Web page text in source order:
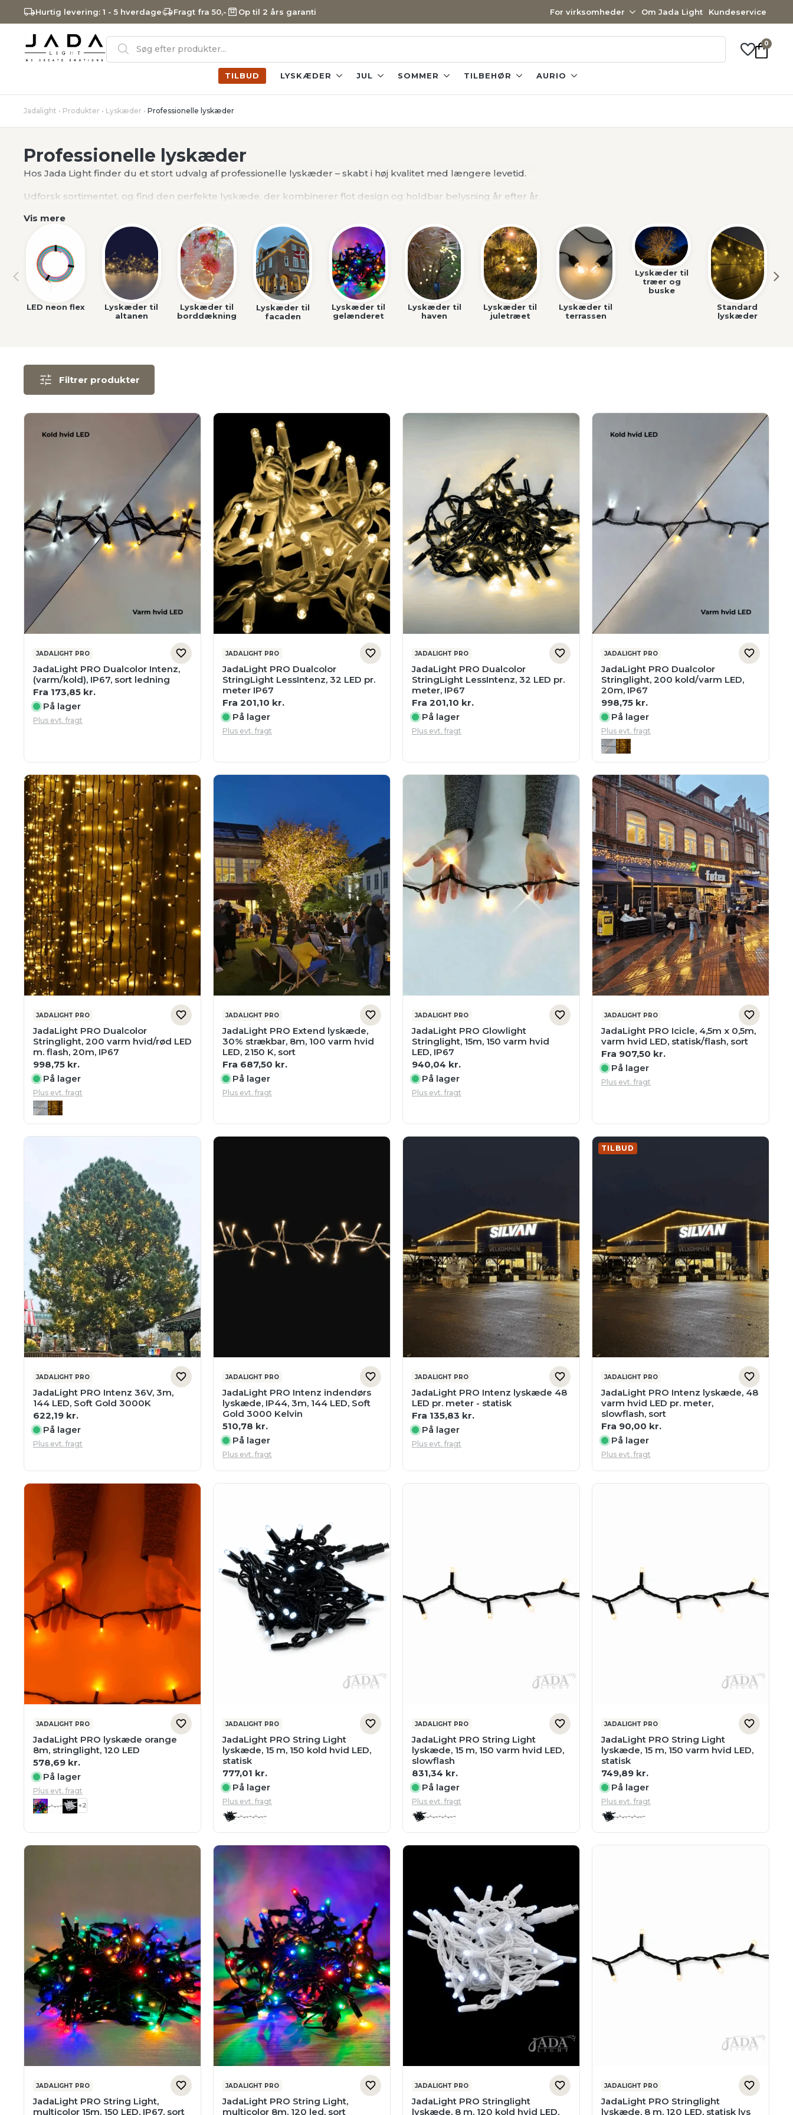
Hurtig levering: 1 - 5 hverdage Fragt fra 50,- Op til 2 års garanti For virksomheder Om Jada Light Kundeservice
Products
search 0
TILBUD LYSKÆDER JUL SOMMER TILBEHØR AURIO
Jadalight • Produkter • Lyskæder • Professionelle lyskæder
Professionelle lyskæder
Hos Jada Light finder du et stort udvalg af professionelle lyskæder – skabt i høj kvalitet med længere levetid.
Udforsk sortimentet, og find den perfekte lyskæde, der kombinerer flot design og holdbar belysning år efter år.
Vis mere
LED neon flex
Lyskæder til
altanen
Lyskæder til
borddækning
Lyskæder til
facaden
Lyskæder til
gelænderet
Lyskæder til
haven
Lyskæder til
juletræet
Lyskæder til
terrassen
Lyskæder til
træer og
buske
Standard
lyskæder
Filtrer produkter
JADALIGHT PRO
JadaLight PRO Dualcolor Intenz,
(varm/kold), IP67, sort ledning
Fra 173,85 kr.
På lager
Plus evt. fragt
JADALIGHT PRO
JadaLight PRO Dualcolor
StringLight LessIntenz, 32 LED pr.
meter IP67
Fra 201,10 kr.
På lager
Plus evt. fragt
JADALIGHT PRO
JadaLight PRO Dualcolor
StringLight LessIntenz, 32 LED pr.
meter, IP67
Fra 201,10 kr.
På lager
Plus evt. fragt
JADALIGHT PRO
JadaLight PRO Dualcolor
Stringlight, 200 kold/varm LED,
20m, IP67
998,75 kr.
På lager
Plus evt. fragt
JADALIGHT PRO
JadaLight PRO Dualcolor
Stringlight, 200 varm hvid/rød LED
m. flash, 20m, IP67
998,75 kr.
På lager
Plus evt. fragt
JADALIGHT PRO
JadaLight PRO Extend lyskæde,
30% strækbar, 8m, 100 varm hvid
LED, 2150 K, sort
Fra 687,50 kr.
På lager
Plus evt. fragt
JADALIGHT PRO
JadaLight PRO Glowlight
Stringlight, 15m, 150 varm hvid
LED, IP67
940,04 kr.
På lager
Plus evt. fragt
JADALIGHT PRO
JadaLight PRO Icicle, 4,5m x 0,5m,
varm hvid LED, statisk/flash, sort
Fra 907,50 kr.
På lager
Plus evt. fragt
JADALIGHT PRO
JadaLight PRO Intenz 36V, 3m,
144 LED, Soft Gold 3000K
622,19 kr.
På lager
Plus evt. fragt
JADALIGHT PRO
JadaLight PRO Intenz indendørs
lyskæde, IP44, 3m, 144 LED, Soft
Gold 3000 Kelvin
510,78 kr.
På lager
Plus evt. fragt
JADALIGHT PRO
JadaLight PRO Intenz lyskæde 48
LED pr. meter - statisk
Fra 135,83 kr.
På lager
Plus evt. fragt
TILBUD
JADALIGHT PRO
JadaLight PRO Intenz lyskæde, 48
varm hvid LED pr. meter,
slowflash, sort
Fra 90,00 kr.
På lager
Plus evt. fragt
JADALIGHT PRO
JadaLight PRO lyskæde orange
8m, stringlight, 120 LED
578,69 kr.
På lager
Plus evt. fragt
+2
JADALIGHT PRO
JadaLight PRO String Light
lyskæde, 15 m, 150 kold hvid LED,
statisk
777,01 kr.
På lager
Plus evt. fragt
JADALIGHT PRO
JadaLight PRO String Light
lyskæde, 15 m, 150 varm hvid LED,
slowflash
831,34 kr.
På lager
Plus evt. fragt
JADALIGHT PRO
JadaLight PRO String Light
lyskæde, 15 m, 150 varm hvid LED,
statisk
749,89 kr.
På lager
Plus evt. fragt
JADALIGHT PRO
JadaLight PRO String Light,
multicolor 15m, 150 LED, IP67, sort
JADALIGHT PRO
JadaLight PRO String Light,
multicolor 8m, 120 led, sort
JADALIGHT PRO
JadaLight PRO Stringlight
lyskæde, 8 m, 120 kold hvid LED,
JADALIGHT PRO
JadaLight PRO Stringlight
lyskæde, 8 m, 120 LED, statisk lys